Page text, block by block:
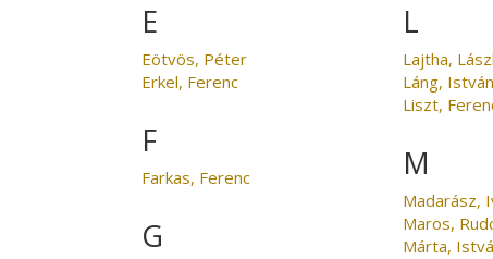
E
Eötvös, Péter
Erkel, Ferenc
F
Farkas, Ferenc
G
L
Lajtha,
Láng, István
Liszt,
M
Madarász,
Maros,
Márta,